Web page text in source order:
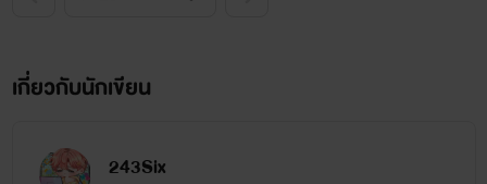
เกี่ยวกับนักเขียน
243Six